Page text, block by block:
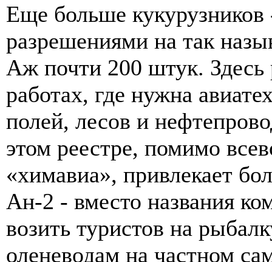
Еще больше кукурузников
разрешениями на так
Аж почти 200 штук.
работах, где нужна
полей, лесов и
этом реестре, помимо
«химавиа», привлекает
Ан-2 - вместо названия
возить туристов на
оленеводам на частном